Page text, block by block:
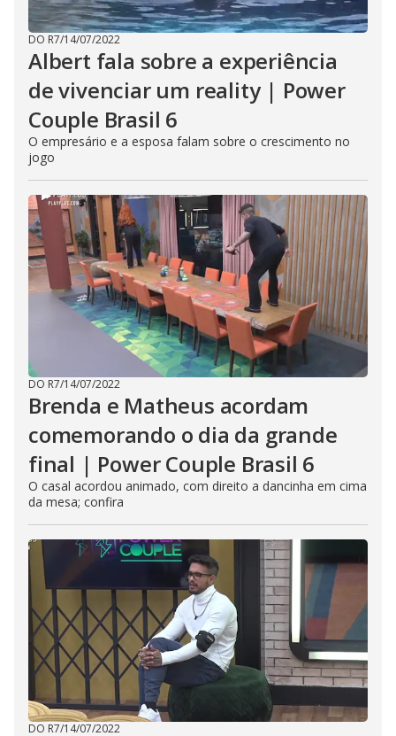
DO R7/14/07/2022
Albert fala sobre a experiência
de vivenciar um reality | Power
Couple Brasil 6
O empresário e a esposa falam sobre o crescimento no
jogo
DO R7/14/07/2022
Brenda e Matheus acordam
comemorando o dia da grande
final | Power Couple Brasil 6
O casal acordou animado, com direito a dancinha em cima
da mesa; confira
DO R7/14/07/2022